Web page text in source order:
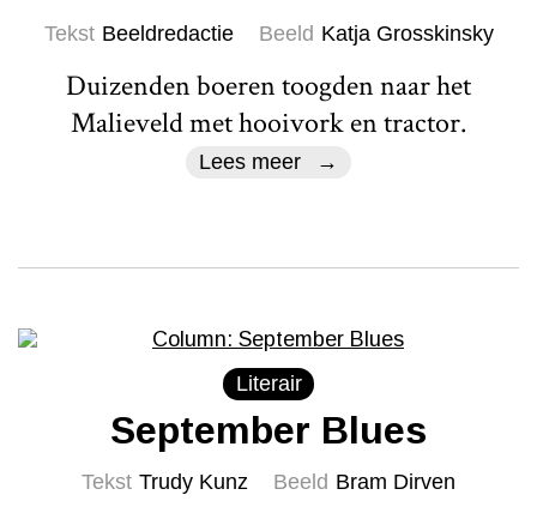
Tekst Beeldredactie Beeld Katja Grosskinsky
Duizenden boeren toogden naar het
Malieveld met hooivork en tractor.
Lees meer
Literair
September Blues
Tekst Trudy Kunz Beeld Bram Dirven